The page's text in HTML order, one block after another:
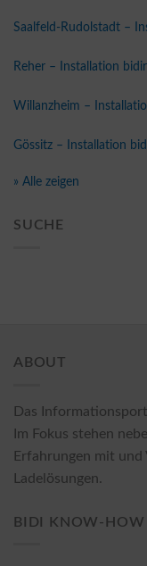
Saalfeld-Rudolstadt –
Reher – Installation
Willanzheim –
Gössitz – Installation
» Alle zeigen
SUCHE
ABOUT
Das
Im Fokus stehen
Erfahrungen mit
Ladelösungen.
BIDI KNOW-HOW